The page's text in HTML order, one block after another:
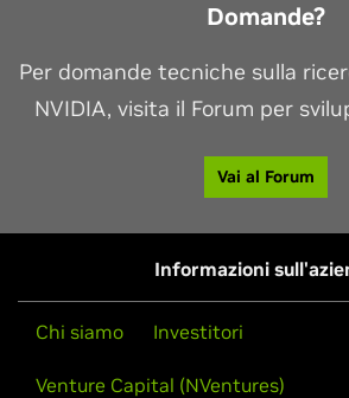
Domande?
Per domande tecniche sulla
NVIDIA, visita il Forum per
Vai al Forum
Informazioni
Chi siamo Investitori
Venture Capital (NVentures)